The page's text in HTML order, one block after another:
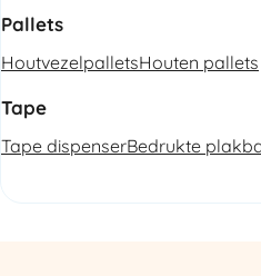
Pallets
HoutvezelpalletsHouten pallets
Tape
Tape dispenserBedrukte